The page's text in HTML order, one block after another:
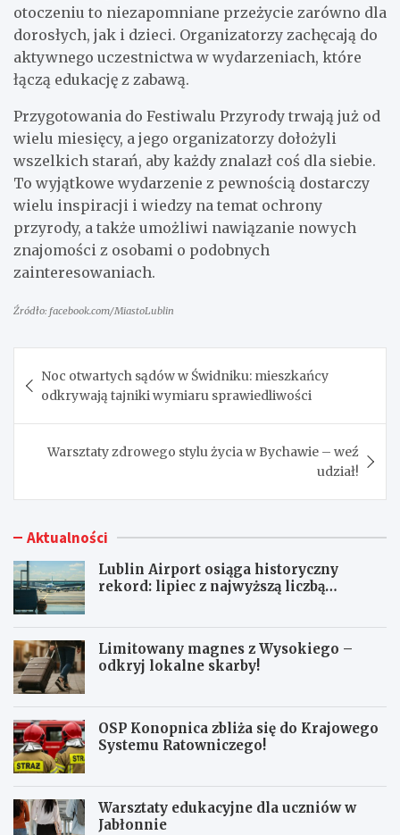
otoczeniu to niezapomniane przeżycie zarówno dla
dorosłych, jak i dzieci. Organizatorzy zachęcają do
aktywnego uczestnictwa w wydarzeniach, które
łączą edukację z zabawą.
Przygotowania do Festiwalu Przyrody trwają już od
wielu miesięcy, a jego organizatorzy dołożyli
wszelkich starań, aby każdy znalazł coś dla siebie.
To wyjątkowe wydarzenie z pewnością dostarczy
wielu inspiracji i wiedzy na temat ochrony
przyrody, a także umożliwi nawiązanie nowych
znajomości z osobami o podobnych
zainteresowaniach.
Źródło: facebook.com/MiastoLublin
wpisu
Noc otwartych sądów w Świdniku: mieszkańcy
odkrywają tajniki wymiaru sprawiedliwości
Warsztaty zdrowego stylu życia w Bychawie – weź
udział!
Aktualności
Lublin Airport osiąga historyczny
rekord: lipiec z najwyższą liczbą
Limitowany magnes z Wysokiego –
odkryj lokalne skarby!
OSP Konopnica zbliża się do Krajowego
Systemu Ratowniczego!
Warsztaty edukacyjne dla uczniów w
Jabłonnie